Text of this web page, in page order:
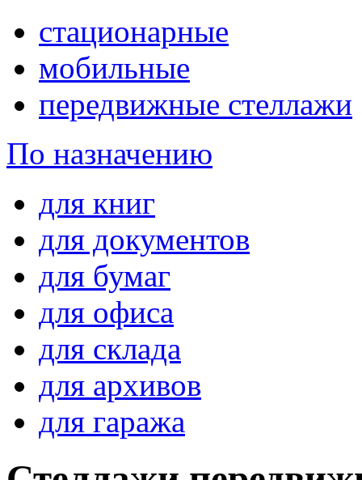
стационарные
мобильные
передвижные стеллажи
По назначению
для книг
для документов
для бумаг
для офиса
для склада
для архивов
для гаража